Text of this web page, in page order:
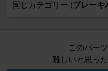
同じカテゴリー (ブレーキ
このパー
難しいと思っ